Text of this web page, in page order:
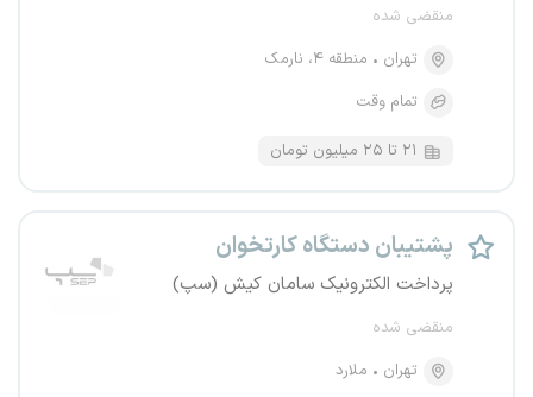
منقضی شده
تهران
منطقه ۴، نارمک
تمام وقت
۲۱ تا ۲۵ میلیون تومان
پشتیبان دستگاه کارتخوان
پرداخت الکترونیک سامان کیش (سپ)
منقضی شده
تهران
ملارد